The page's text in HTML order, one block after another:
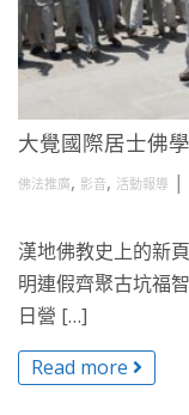
大覺國際居士佛
佛法推廣, 影音, 活動報導 |
漢地佛教史上的新
明連假齊聚古坑福
日營 […]
Read more